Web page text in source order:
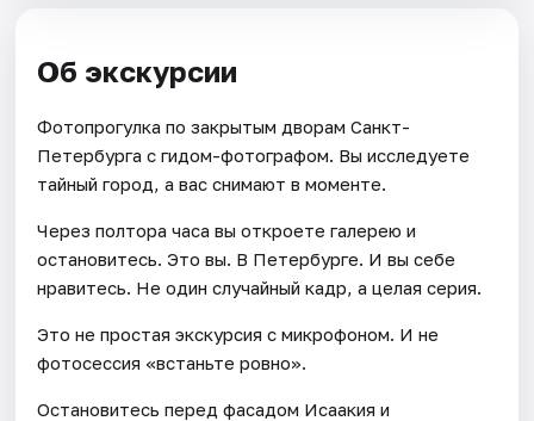
Об экскурсии
Фотопрогулка по закрытым дворам Санкт-
Петербурга с гидом-фотографом. Вы исследуете
тайный город, а вас снимают в моменте.
Через полтора часа вы откроете галерею и
остановитесь. Это вы. В Петербурге. И вы себе
нравитесь. Не один случайный кадр, а целая серия.
Это не простая экскурсия с микрофоном. И не
фотосессия «встаньте ровно».
Остановитесь перед фасадом Исаакия и